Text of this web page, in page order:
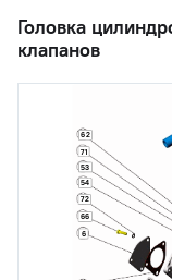
Головка
клапанов
6
53
54
62
66
71
72